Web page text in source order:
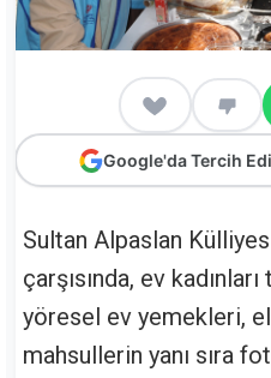
Google'da Tercih
Sultan Alpaslan
çarşısında, ev
yöresel ev yemekleri,
mahsullerin yanı sıra